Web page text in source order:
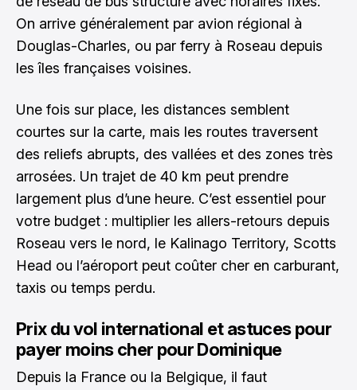
On arrive généralement par avion régional à
Douglas-Charles, ou par ferry à Roseau depuis
les îles françaises voisines.
Une fois sur place, les distances semblent
courtes sur la carte, mais les routes traversent
des reliefs abrupts, des vallées et des zones très
arrosées. Un trajet de 40 km peut prendre
largement plus d’une heure. C’est essentiel pour
votre budget : multiplier les allers-retours depuis
Roseau vers le nord, le Kalinago Territory, Scotts
Head ou l’aéroport peut coûter cher en carburant,
taxis ou temps perdu.
Prix du vol international et astuces pour
payer moins cher pour Dominique
Depuis la France ou la Belgique, il faut